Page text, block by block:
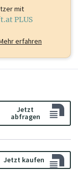
mit
PLUS
erfahren
Jetzt
abfragen
Jetzt kaufen